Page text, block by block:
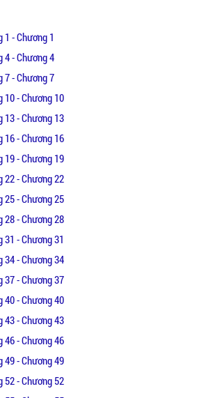
1 - Chương 1
4 - Chương 4
7 - Chương 7
10 - Chương 10
13 - Chương 13
16 - Chương 16
19 - Chương 19
22 - Chương 22
25 - Chương 25
28 - Chương 28
31 - Chương 31
34 - Chương 34
37 - Chương 37
40 - Chương 40
43 - Chương 43
46 - Chương 46
49 - Chương 49
52 - Chương 52